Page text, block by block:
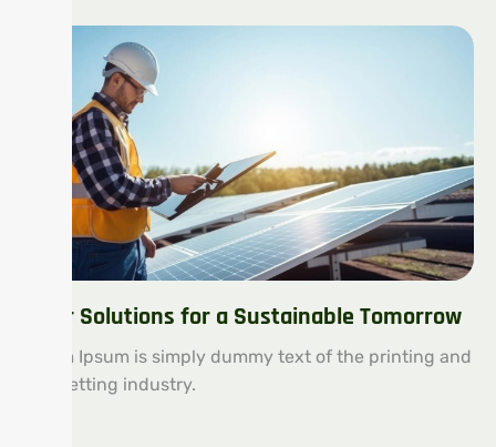
Solar Solutions for a Sustainable Tomorrow
Lorem Ipsum is simply dummy text of the printing and
typesetting industry.